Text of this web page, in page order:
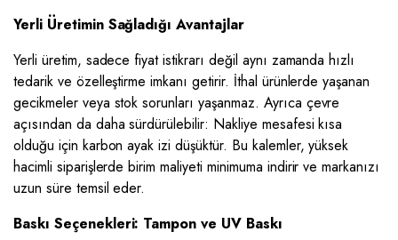
Yerli Üretimin Sağladığı Avantajlar
Yerli üretim, sadece fiyat istikrarı değil aynı zamanda hızlı
tedarik ve özelleştirme imkanı getirir. İthal ürünlerde yaşanan
gecikmeler veya stok sorunları yaşanmaz. Ayrıca çevre
açısından da daha sürdürülebilir: Nakliye mesafesi kısa
olduğu için karbon ayak izi düşüktür. Bu kalemler, yüksek
hacimli siparişlerde birim maliyeti minimuma indirir ve markanızı
uzun süre temsil eder.
Baskı Seçenekleri: Tampon ve UV Baskı